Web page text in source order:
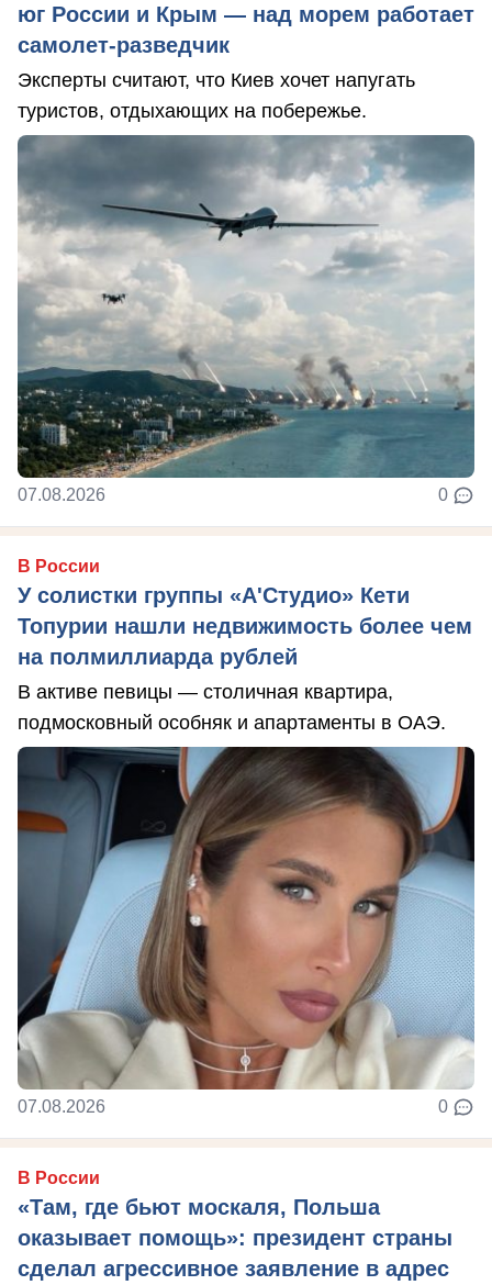
юг России и Крым — над морем работает
самолет-разведчик
Эксперты считают, что Киев хочет напугать
туристов, отдыхающих на побережье.
07.08.2026 0
В России
У солистки группы «А'Студио» Кети
Топурии нашли недвижимость более чем
на полмиллиарда рублей
В активе певицы — столичная квартира,
подмосковный особняк и апартаменты в ОАЭ.
07.08.2026 0
В России
«Там, где бьют москаля, Польша
оказывает помощь»: президент страны
сделал агрессивное заявление в адрес